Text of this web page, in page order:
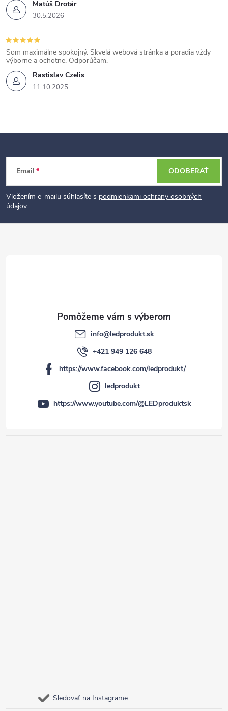
Matúš Drotár
30.5.2026
Rastislav Czelis
11.10.2025
Som maximálne spokojný. Skvelá webová stránka a poradia vždy
výborne a ochotne. Odporúčam.
t
Email
Vložením e-mailu súhlasíte s podmienkami ochrany osobných
údajov
ODOBERAŤ
Sledovať na Instagrame
info@ledprodukt.sk
+421 949 126 648
https://www.facebook.com/ledprodukt/
ledprodukt
https://www.youtube.com/@LEDproduktsk